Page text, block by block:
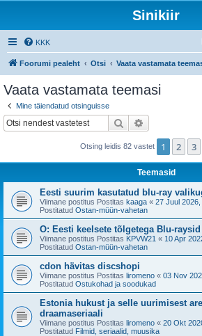
Sinikiir
KKK
Foorumi pealeht Otsi Vaata vastamata
Vaata vastamata teemasi
Mine täiendatud otsinguisse
Otsi
Otsing leidis 82 vastet 1 2 3
Teemasid
Eesti suurim kasutatud blu-ray
Viimane postitus Postitas kaaga « 27 Juul
Postitatud Ostan-müün-vahetan
O: Eesti keelsete tõlgetega Blu-raysid
Viimane postitus Postitas KPVW21 « 10 Apr
Postitatud Ostan-müün-vahetan
cdon hävitas discshopi
Viimane postitus Postitas liromeno « 03 Nov
Postitatud Ostukohad ja soodukad
Estonia hukust ja selle uurimisest
draamaseriaali
Viimane postitus Postitas liromeno « 20 Okt
Postitatud Filmid, seriaalid, muusika